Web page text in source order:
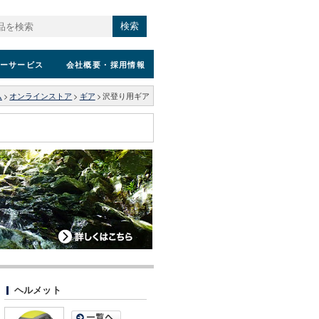
検索
サービス 会社概要 ・採用情報
> オンラインストア > ギア > 沢登り用ギア
ヘルメット